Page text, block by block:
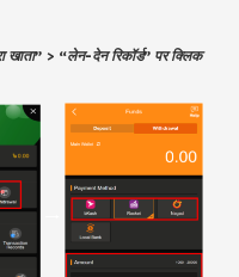
खाता” > “लेन-देन रिकॉर्ड” पर क्लिक